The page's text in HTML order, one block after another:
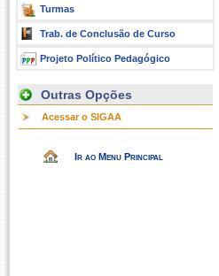
Turmas
Trab. de Conclusão de Curso
Projeto Político Pedagógico
Outras Opções
Acessar o SIGAA
Ir ao Menu Principal